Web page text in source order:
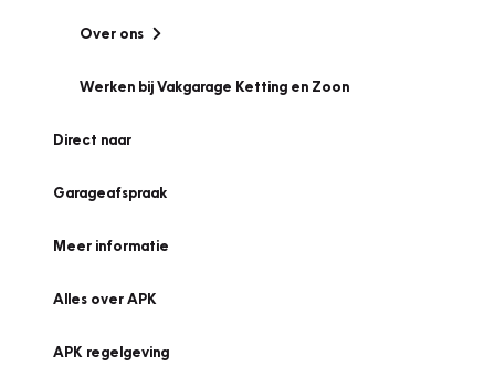
Over ons
Werken bij Vakgarage Ketting en Zoon
Direct naar
Garageafspraak
Meer informatie
Alles over APK
APK regelgeving